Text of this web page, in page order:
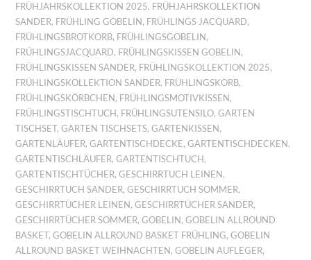
FRÜHJAHRSKOLLEKTION 2025, FRÜHJAHRSKOLLEKTION
SANDER, FRÜHLING GOBELIN, FRÜHLINGS JACQUARD,
FRÜHLINGSBROTKORB, FRÜHLINGSGOBELIN,
FRÜHLINGSJACQUARD, FRÜHLINGSKISSEN GOBELIN,
FRÜHLINGSKISSEN SANDER, FRÜHLINGSKOLLEKTION 2025,
FRÜHLINGSKOLLEKTION SANDER, FRÜHLINGSKORB,
FRÜHLINGSKÖRBCHEN, FRÜHLINGSMOTIVKISSEN,
FRÜHLINGSTISCHTUCH, FRÜHLINGSUTENSILO,GARTEN
TISCHSET,GARTEN TISCHSETS,GARTENKISSEN,
GARTENLÄUFER,GARTENTISCHDECKE,GARTENTISCHDECKEN,
GARTENTISCHLÄUFER,GARTENTISCHTUCH,
GARTENTISCHTÜCHER,GESCHIRRTUCH LEINEN,
GESCHIRRTUCH SANDER,GESCHIRRTUCH SOMMER,
GESCHIRRTÜCHER LEINEN,GESCHIRRTÜCHER SANDER,
GESCHIRRTÜCHER SOMMER,GOBELIN,GOBELIN ALLROUND
BASKET,GOBELIN ALLROUND BASKET FRÜHLING,GOBELIN
ALLROUND BASKET WEIHNACHTEN,GOBELIN AUFLEGER,